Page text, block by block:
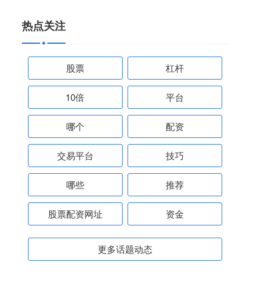
热点关注
股票 杠杆
10倍 平台
哪个 配资
交易平台 技巧
哪些 推荐
股票配资网址 资金
更多话题动态